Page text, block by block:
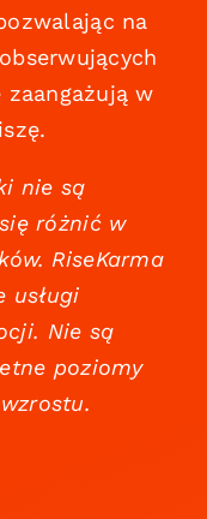
na
w
nie są
różnić w
RiseKarma
usługi
Nie są
poziomy